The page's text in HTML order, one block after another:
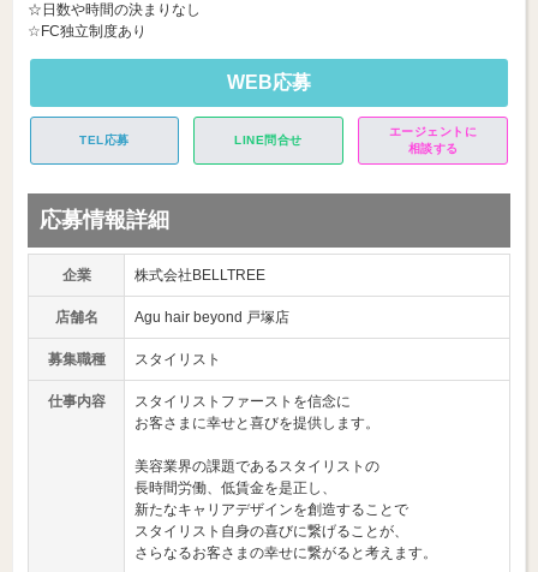
☆日数や時間の決まりなし
☆FC独立制度あり
WEB応募
TEL応募 LINE問合せ
エージェントに
相談する
応募情報詳細
企業 株式会社BELLTREE
店舗名 Agu hair beyond 戸塚店
募集職種 スタイリスト
仕事内容
スタイリストファーストを信念に
お客さまに幸せと喜びを提供します。
美容業界の課題であるスタイリストの
長時間労働、低賃金を是正し、
新たなキャリアデザインを創造することで
スタイリスト自身の喜びに繋げることが、
さらなるお客さまの幸せに繋がると考えます。